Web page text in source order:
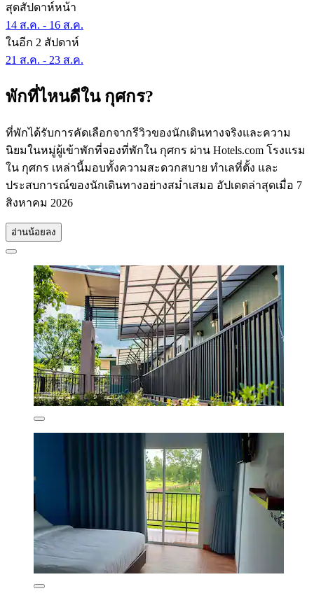
สุดสัปดาห์หน้า
14 ส.ค. - 16 ส.ค.
ในอีก 2 สัปดาห์
21 ส.ค. - 23 ส.ค.
พักที่ไหนดีใน กุศกร?
ที่พักได้รับการคัดเลือกจากรีวิวของนักเดินทางจริงและความ
นิยมในหมู่ผู้เข้าพักที่จองที่พักใน กุศกร ผ่าน Hotels.com โรงแรม
ใน กุศกร เหล่านี้มอบทั้งความสะดวกสบาย ทำเลที่ตั้ง และ
ประสบการณ์ของนักเดินทางอย่างสม่ำเสมอ อัปเดตล่าสุดเมื่อ 7
สิงหาคม 2026
อ่านน้อยลง